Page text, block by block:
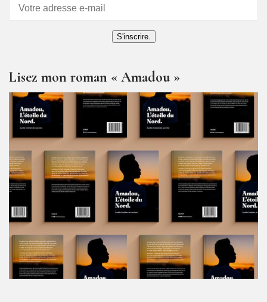
S'inscrire.
Lisez mon roman « Amadou »